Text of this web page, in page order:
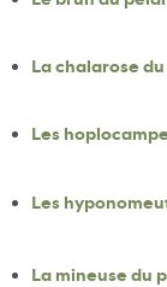
La chalarose
Les
Les
La mineuse du